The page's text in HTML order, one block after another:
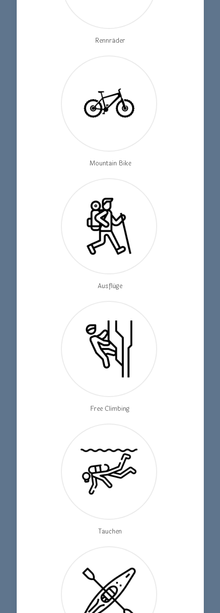
Rennräder
Mountain Bike
Ausflüge
Free Climbing
Tauchen